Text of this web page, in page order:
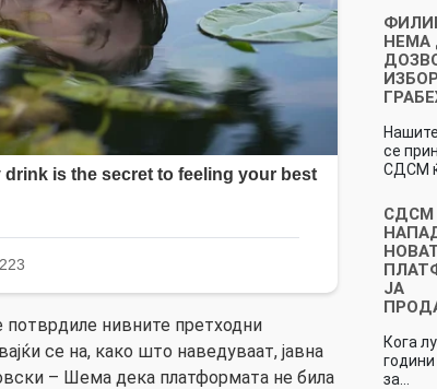
нивните претходни
се на, како што наведуваат, јавна
– Шема дека платформата не била
НЕМА
се
СДСМ
СДСМ
ЈА
Кога
за…